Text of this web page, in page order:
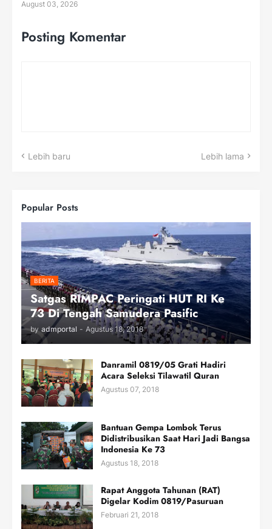
August 03, 2026
Posting Komentar
Lebih baru Lebih lama
Popular Posts
BERITA
Satgas RIMPAC Peringati HUT RI Ke
73 Di Tengah Samudera Pasific
by admportal - Agustus 18, 2018
Danramil 0819/05 Grati Hadiri
Acara Seleksi Tilawatil Quran
Agustus 07, 2018
Bantuan Gempa Lombok Terus
Didistribusikan Saat Hari Jadi Bangsa
Indonesia Ke 73
Agustus 18, 2018
Rapat Anggota Tahunan (RAT)
Digelar Kodim 0819/Pasuruan
Februari 21, 2018